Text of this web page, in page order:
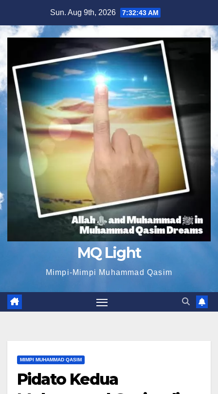
content
Sun. Aug 9th, 2026 7:32:44 AM
MQ Light
Mimpi-Mimpi Muhammad Qasim
MIMPI MUHAMMAD QASIM
Pidato Kedua